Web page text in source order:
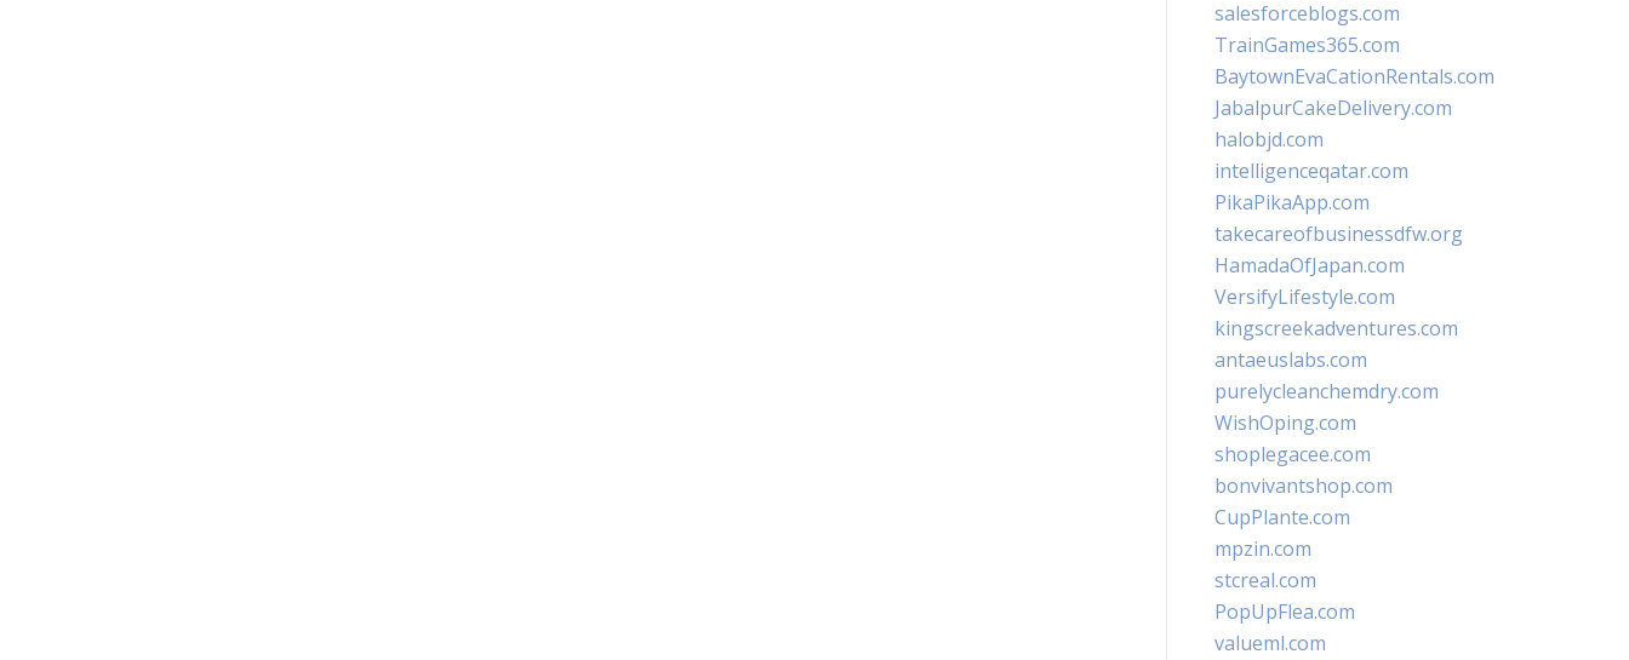
salesforceblogs.com
TrainGames365.com
BaytownEvaCationRentals.com
JabalpurCakeDelivery.com
halobjd.com
intelligenceqatar.com
PikaPikaApp.com
takecareofbusinessdfw.org
HamadaOfJapan.com
VersifyLifestyle.com
kingscreekadventures.com
antaeuslabs.com
purelycleanchemdry.com
WishOping.com
shoplegacee.com
bonvivantshop.com
CupPlante.com
mpzin.com
stcreal.com
PopUpFlea.com
valueml.com